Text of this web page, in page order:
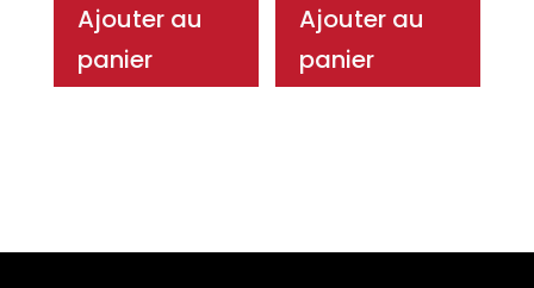
Ajouter au
panier
Ajouter au
panier